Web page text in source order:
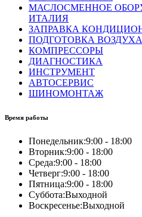
МАСЛОСМЕННОЕ
ИТАЛИЯ
ЗАПРАВКА
ПОДГОТОВКА ВОЗДУХА
КОМПРЕССОРЫ
ДИАГНОСТИКА
ИНСТРУМЕНТ
АВТОСЕРВИС
ШИНОМОНТАЖ
Время работы
Понедельник:9:00 - 18:00
Вторник:9:00 - 18:00
Среда:9:00 - 18:00
Четверг:9:00 - 18:00
Пятница:9:00 - 18:00
Суббота:Выходной
Воскресенье:Выходной